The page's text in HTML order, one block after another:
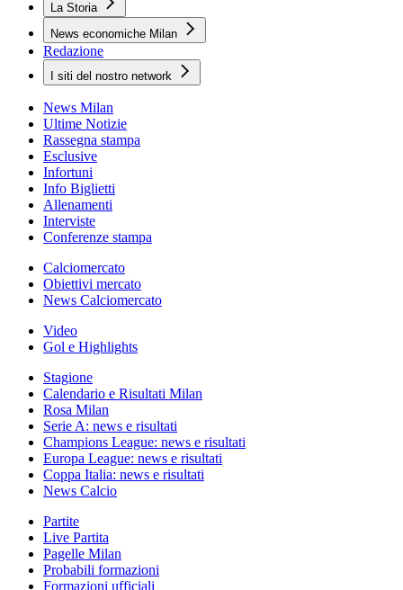
La Storia
News economiche Milan
Redazione
I siti del nostro network
News Milan
Ultime Notizie
Rassegna stampa
Esclusive
Infortuni
Info Biglietti
Allenamenti
Interviste
Conferenze stampa
Calciomercato
Obiettivi mercato
News Calciomercato
Video
Gol e Highlights
Stagione
Calendario e Risultati Milan
Rosa Milan
Serie A: news e risultati
Champions League: news e risultati
Europa League: news e risultati
Coppa Italia: news e risultati
News Calcio
Partite
Live Partita
Pagelle Milan
Probabili formazioni
Formazioni ufficiali